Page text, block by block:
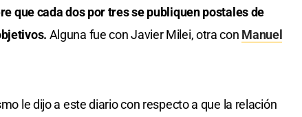
que cada dos por tres se publiquen postales de
Alguna fue con Javier Milei, otra con Manuel
le dijo a este diario con respecto a que la relación